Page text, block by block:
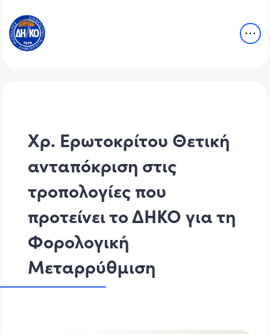
Χρ. Ερωτοκρίτου Θετική
ανταπόκριση στις
τροπολογίες που
προτείνει το ΔΗΚΟ για τη
Φορολογική
Μεταρρύθμιση